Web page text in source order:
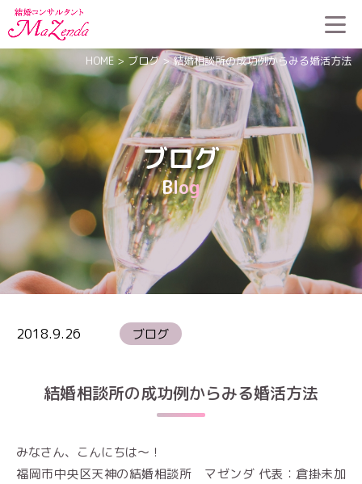
ブログ
Blog
HOME > ブログ>結婚相談所の成功例からみる婚活方法
2018.9.26 ブログ
結婚相談所の成功例からみる婚活方法
みなさん、こんにちは〜！
福岡市中央区天神の結婚相談所 マゼンダ 代表：倉掛未加